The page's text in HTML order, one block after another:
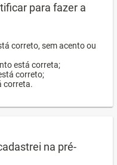
para fazer a
correto, sem acento ou
está correta;
correto;
correta.
na pré-